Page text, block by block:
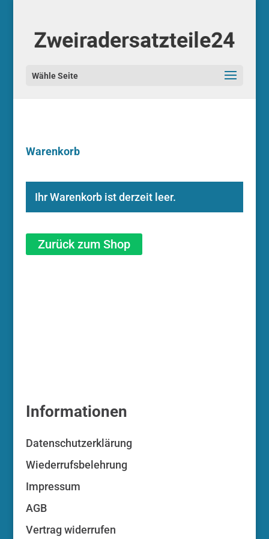
Warenkorb
Ihr Warenkorb ist derzeit leer.
Zurück zum Shop
Informationen
Datenschutzerklärung
Wiederrufsbelehrung
Impressum
AGB
Vertrag widerrufen